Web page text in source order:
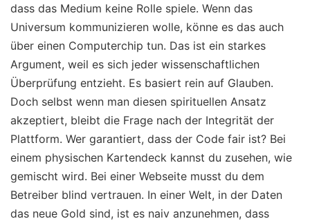
dass das Medium keine Rolle spiele. Wenn das
Universum kommunizieren wolle, könne es das auch
über einen Computerchip tun. Das ist ein starkes
Argument, weil es sich jeder wissenschaftlichen
Überprüfung entzieht. Es basiert rein auf Glauben.
Doch selbst wenn man diesen spirituellen Ansatz
akzeptiert, bleibt die Frage nach der Integrität der
Plattform. Wer garantiert, dass der Code fair ist? Bei
einem physischen Kartendeck kannst du zusehen, wie
gemischt wird. Bei einer Webseite musst du dem
Betreiber blind vertrauen. In einer Welt, in der Daten
das neue Gold sind, ist es naiv anzunehmen, dass